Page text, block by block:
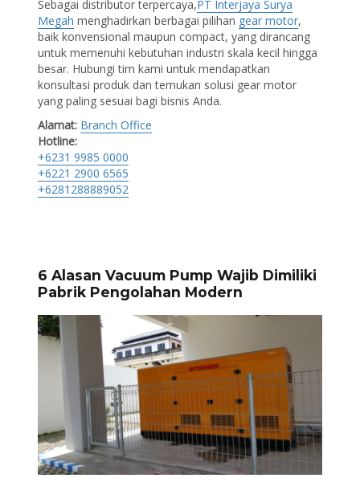
Sebagai distributor terpercaya,PT Interjaya Surya
Megah menghadirkan berbagai pilihan gear motor,
baik konvensional maupun compact, yang dirancang
untuk memenuhi kebutuhan industri skala kecil hingga
besar. Hubungi tim kami untuk mendapatkan
konsultasi produk dan temukan solusi gear motor
yang paling sesuai bagi bisnis Anda.
Alamat: Branch Office
Hotline:
+6231 9985 0000
+6221 2900 6565
+6281288889052
6 Alasan Vacuum Pump Wajib Dimiliki
Pabrik Pengolahan Modern